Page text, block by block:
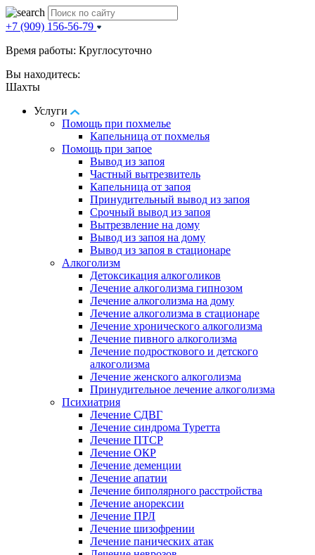
+7 (909) 156-56-79
Время работы: Круглосуточно
Вы находитесь:
Шахты
Услуги
Помощь при похмелье
Капельница от похмелья
Помощь при запое
Вывод из запоя
Частный вытрезвитель
Капельница от запоя
Принудительный вывод из запоя
Срочный вывод из запоя
Вытрезвление на дому
Вывод из запоя на дому
Вывод из запоя в стационаре
Алкоголизм
Детоксикация алкоголиков
Лечение алкоголизма гипнозом
Лечение алкоголизма на дому
Лечение алкоголизма в стационаре
Лечение хронического алкоголизма
Лечение пивного алкоголизма
Лечение подросткового и детского
алкоголизма
Лечение женского алкоголизма
Принудительное лечение алкоголизма
Психиатрия
Лечение СДВГ
Лечение синдрома Туретта
Лечение ПТСР
Лечение ОКР
Лечение деменции
Лечение апатии
Лечение биполярного расстройства
Лечение анорексии
Лечение ПРЛ
Лечение шизофрении
Лечение панических атак